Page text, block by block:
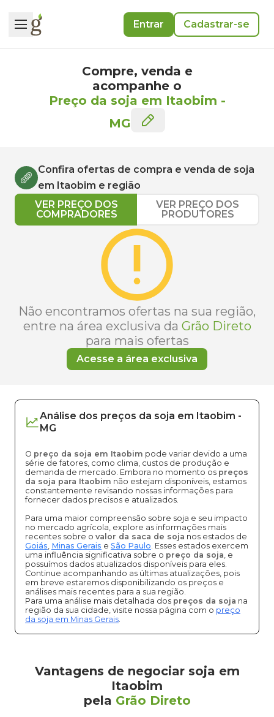
Entrar Cadastrar-se
Compre, venda e
acompanhe o
Preço da soja em Itaobim -
MG
Confira ofertas de compra e venda de soja
em Itaobim e região
VER PREÇO DOS
COMPRADORES
VER PREÇO DOS
PRODUTORES
Não encontramos ofertas na sua região,
entre na área exclusiva da Grão Direto
para mais ofertas
Acesse a área exclusiva
Análise dos preços da soja em Itaobim -
MG
O preço da soja em Itaobim pode variar devido a uma
série de fatores, como clima, custos de produção e
demanda de mercado. Embora no momento os preços
da soja para Itaobim não estejam disponíveis, estamos
constantemente revisando nossas informações para
fornecer dados precisos e atualizados.
Para uma maior compreensão sobre soja e seu impacto
no mercado agrícola, explore as informações mais
recentes sobre o valor da saca de soja nos estados de
Goiás, Minas Gerais e São Paulo. Esses estados exercem
uma influência significativa sobre o preço da soja, e
possuímos dados atualizados disponíveis para eles.
Continue acompanhando as últimas atualizações, pois
em breve estaremos disponibilizando os preços e
análises mais recentes para a sua região.
Para uma análise mais detalhada dos preços da soja na
região da sua cidade, visite nossa página com o preço
da soja em Minas Gerais.
Vantagens de negociar soja em
Itaobim
pela Grão Direto